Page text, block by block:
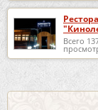
Всего